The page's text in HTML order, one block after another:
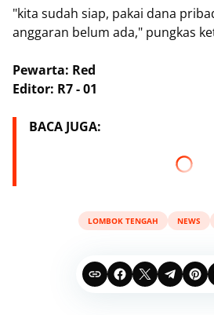
"kita sudah siap, pakai dana
anggaran belum ada," pungkas
Pewarta: Red
Editor: R7 - 01
BACA JUGA:
LOMBOK TENGAH NEWS